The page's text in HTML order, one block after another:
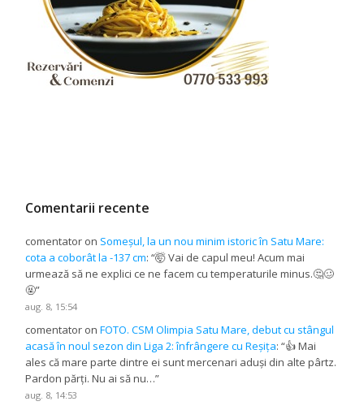
Comentarii recente
comentator on Someșul, la un nou minim istoric în Satu Mare:
cota a coborât la -137 cm: “🤯 Vai de capul meu! Acum mai
urmează să ne explici ce ne facem cu temperaturile minus.🤔🥴
🤬”
aug. 8, 15:54
comentator onFOTO. CSM Olimpia Satu Mare, debut cu stângul
acasă în noul sezon din Liga 2: înfrângere cu Reșița: “👍 Mai
ales că mare parte dintre ei sunt mercenari aduși din alte pârtz.
Pardon părți. Nu ai să nu…”
aug. 8, 14:53